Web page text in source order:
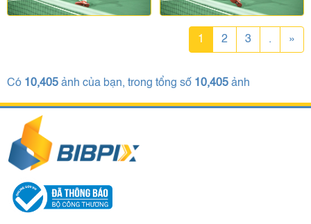
1 2 3 . »
Có 10,405 ảnh của bạn, trong tổng số 10,405 ảnh